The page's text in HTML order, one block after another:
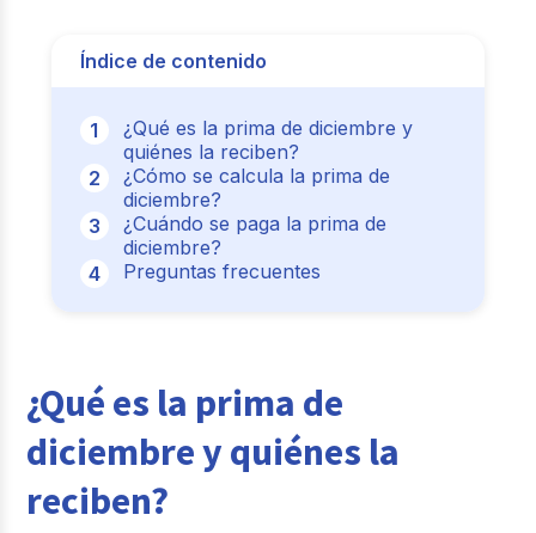
Índice de contenido
¿Qué es la prima de diciembre y
quiénes la reciben?
¿Cómo se calcula la prima de
diciembre?
¿Cuándo se paga la prima de
diciembre?
Preguntas frecuentes
¿Qué es la prima de
diciembre y quiénes la
reciben?